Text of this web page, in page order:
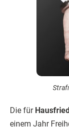
Die für
einem Jahr